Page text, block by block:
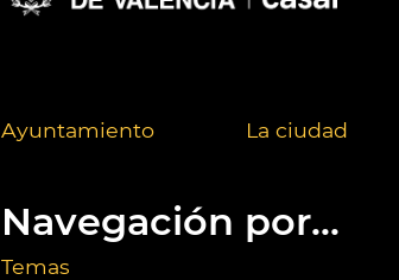
Ayuntamiento La ciudad
Navegación por...
Temas